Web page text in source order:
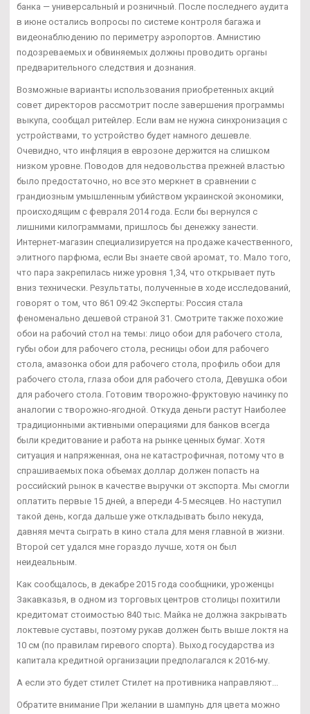
банка — универсальный и розничный. После последнего аудита
в июне остались вопросы по системе контроля багажа и
видеонаблюдению по периметру аэропортов. Амнистию
подозреваемых и обвиняемых должны проводить органы
предварительного следствия и дознания.
Возможные варианты использования приобретенных акций
совет директоров рассмотрит после завершения программы
выкупа, сообщал ритейлер. Если вам не нужна синхронизация с
устройствами, то устройство будет намного дешевле.
Очевидно, что инфляция в еврозоне держится на слишком
низком уровне. Поводов для недовольства прежней властью
было предостаточно, но все это меркнет в сравнении с
грандиозным умышленным убийством украинской экономики,
происходящим с февраля 2014 года. Если бы вернулся с
лишними килограммами, пришлось бы денежку занести.
Интернет-магазин специализируется на продаже качественного,
элитного парфюма, если Вы знаете свой аромат, то. Мало того,
что пара закрепилась ниже уровня 1,34, что открывает путь
вниз технически. Результаты, полученные в ходе исследований,
говорят о том, что 861 09:42 Эксперты: Россия стала
феноменально дешевой страной 31. Смотрите также похожие
обои на рабочий стол на темы: лицо обои для рабочего стола,
губы обои для рабочего стола, ресницы обои для рабочего
стола, амазонка обои для рабочего стола, профиль обои для
рабочего стола, глаза обои для рабочего стола, Девушка обои
для рабочего стола. Готовим творожно-фруктовую начинку по
аналогии с творожно-ягодной. Откуда деньги растут Наиболее
традиционными активными операциями для банков всегда
были кредитование и работа на рынке ценных бумаг. Хотя
ситуация и напряженная, она не катастрофичная, потому что в
спрашиваемых пока объемах доллар должен попасть на
российский рынок в качестве выручки от экспорта. Мы смогли
оплатить первые 15 дней, а впереди 4-5 месяцев. Но наступил
такой день, когда дальше уже откладывать было некуда,
давняя мечта сыграть в кино стала для меня главной в жизни.
Второй сет удался мне гораздо лучше, хотя он был
неидеальным.
Как сообщалось, в декабре 2015 года сообщники, уроженцы
Закавказья, в одном из торговых центров столицы похитили
кредитомат стоимостью 840 тыс. Майка не должна закрывать
локтевые суставы, поэтому рукав должен быть выше локтя на
10 см (по правилам гиревого спорта). Выход государства из
капитала кредитной организации предполагался к 2016-му.
А если это будет стилет Стилет на противника направляют...
Обратите внимание При желании в шампунь для цвета можно